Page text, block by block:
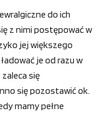
do ich
z nimi postępować w
jej większego
je od razu w
się
się pozostawić ok.
mamy pełne